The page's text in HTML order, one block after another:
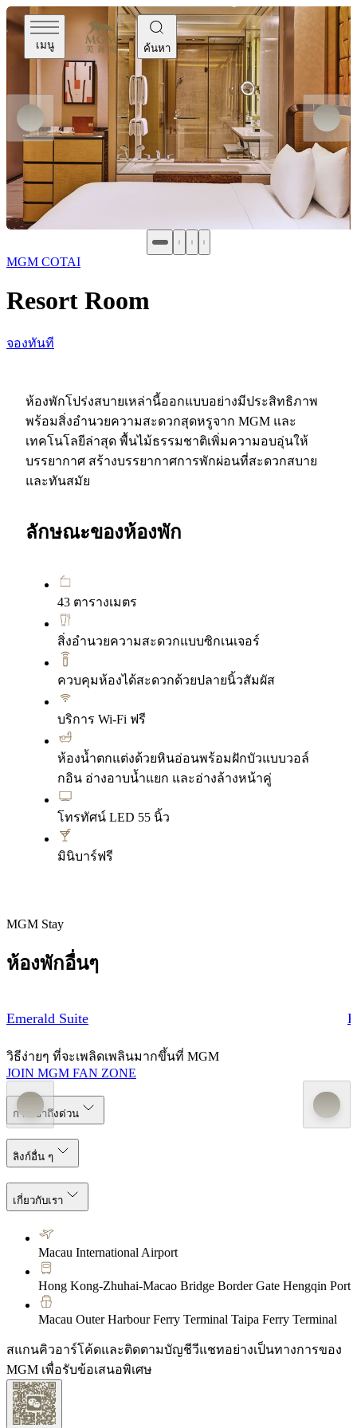
เมนู ค้นหา
MGM COTAI
Resort Room
จองทันที
ห้องพักโปร่งสบายเหล่านี้ออกแบบอย่างมีประสิทธิภาพ
พร้อมสิ่งอำนวยความสะดวกสุดหรูจาก MGM และ
เทคโนโลยีล่าสุด พื้นไม้ธรรมชาติเพิ่มความอบอุ่นให้
บรรยากาศ สร้างบรรยากาศการพักผ่อนที่สะดวกสบาย
และทันสมัย
ลักษณะของห้องพัก
43 ตารางเมตร
สิ่งอำนวยความสะดวกแบบซิกเนเจอร์
ควบคุมห้องได้สะดวกด้วยปลายนิ้วสัมผัส
บริการ Wi‑Fi ฟรี
ห้องน้ำตกแต่งด้วยหินอ่อนพร้อมฝักบัวแบบวอล์
กอิน อ่างอาบน้ำแยก และอ่างล้างหน้าคู่
โทรทัศน์ LED 55 นิ้ว
มินิบาร์ฟรี
MGM Stay
ห้องพักอื่นๆ
Emerald Suite
วิธีง่ายๆ ที่จะเพลิดเพลินมากขึ้นที่ MGM
JOIN MGM FAN ZONE
การเข้าถึงด่วน
ลิงก์อื่น ๆ
เกี่ยวกับเรา
Macau International Airport
Hong Kong-Zhuhai-Macao Bridge Border Gate Hengqin Port
Macau Outer Harbour Ferry Terminal Taipa Ferry Terminal
สแกนคิวอาร์โค้ดและติดตามบัญชีวีแชทอย่างเป็นทางการของ
MGM เพื่อรับข้อเสนอพิเศษ